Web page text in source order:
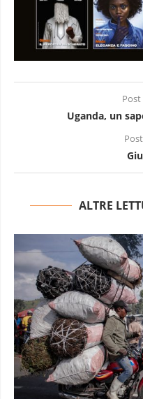
Uganda, un
ALTRE